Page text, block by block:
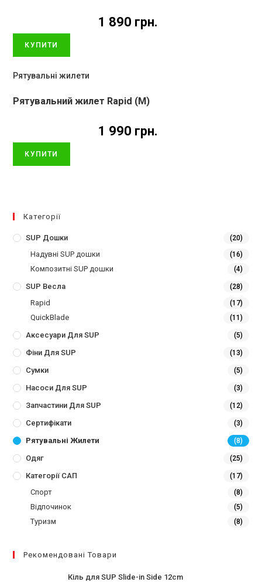
грн.
1 890
КУПИТИ
Рятувальні жилети
Рятувальний жилет Rapid (M)
грн.
1 990
КУПИТИ
Категорії
SUP Дошки (20)
Надувні SUP дошки (16)
Композитні SUP дошки (4)
SUP Весла (28)
Rapid (17)
QuickBlade (11)
Аксесуари Для SUP (5)
Фіни Для SUP (13)
Сумки (5)
Насоси Для SUP (3)
Запчастини Для SUP (12)
Сертифікати (3)
Рятувальні Жилети (8)
Одяг (25)
Категорії САП (17)
Спорт (8)
Відпочинок (5)
Туризм (8)
Рекомендовані Товари
Кіль для SUP Slide-in Side 12cm